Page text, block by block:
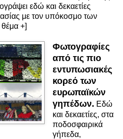
εδώ και δεκαετίες
με τον υπόκοσμο των
+]
Φωτογραφίες
από τις πιο
εντυπωσιακές
κορεό των
ευρωπαϊκών
γηπέδων. Εδώ
και δεκαετίες, στα
ποδοσφαιρικά
γήπεδα,